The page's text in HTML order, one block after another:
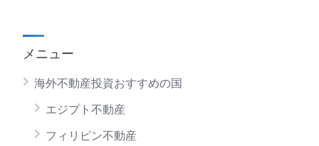
メニュー
海外不動産投資おすすめの国
エジプト不動産
フィリピン不動産